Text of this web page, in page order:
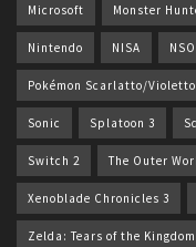
Microsoft Monster
Nintendo NISA NSO
Pokémon Scarlatto/Violetto
Sonic Splatoon 3
Switch 2 The Outer
Xenoblade Chronicles 3
Zelda: Tears of the Kingdom